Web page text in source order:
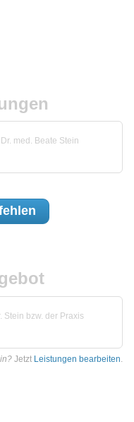
med. Beate Stein
Stein bzw. der Praxis
Jetzt Leistungen bearbeiten.